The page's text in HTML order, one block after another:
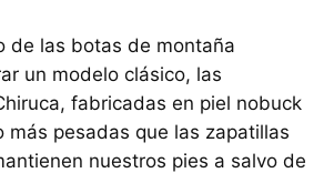
de las botas de montaña
un modelo clásico, las
fabricadas en piel nobuck
más pesadas que las zapatillas
nuestros pies a salvo de